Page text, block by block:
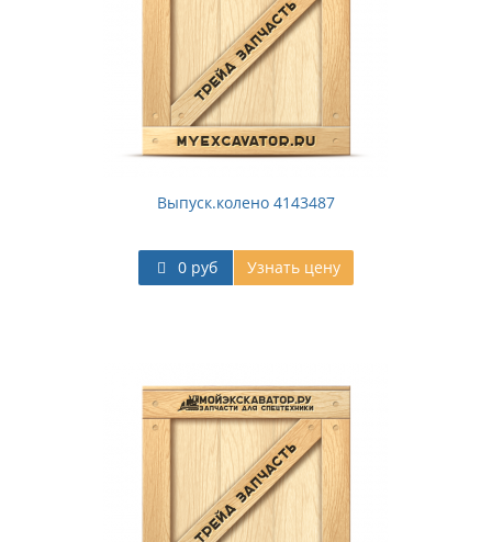
Выпуск.колено 4143487
0 руб Узнать цену